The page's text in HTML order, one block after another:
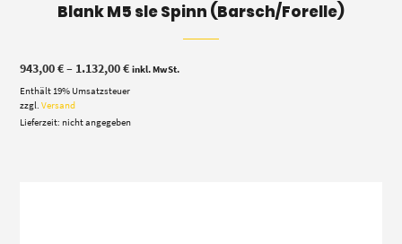
Blank M5 sle Spinn (Barsch/Forelle)
943,00€– 1.132,00€Preisspanne:
bis
inkl. MwSt.
Enthält 19% Umsatzsteuer
zzgl.Versand
Lieferzeit: nicht angegeben